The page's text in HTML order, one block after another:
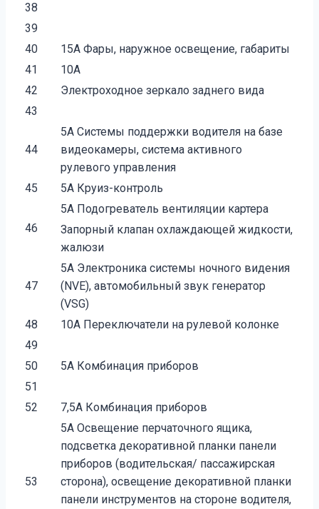
38
39
40
15А Фары, наружное освещение, габариты
41
10А
42
Электроходное зеркало заднего вида
43
44
5А Системы поддержки водителя на базе
видеокамеры, система активного
рулевого управления
45
5А Круиз-контроль
46
5А Подогреватель вентиляции картера
Запорный клапан охлаждающей жидкости,
жалюзи
47
5А Электроника системы ночного видения
(NVE), автомобильный звук генератор
(VSG)
48
10А Переключатели на рулевой колонке
49
50
5А Комбинация приборов
51
52
7,5А Комбинация приборов
53
5А Освещение перчаточного ящика,
подсветка декоративной планки панели
приборов (водительская/ пассажирская
сторона), освещение декоративной планки
панели инструментов на стороне водителя,